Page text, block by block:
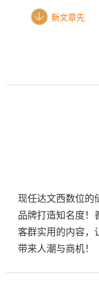
新文章先
现任达文西数位的
品牌打造知名度！
客群实用的内容，
带来人潮与商机！